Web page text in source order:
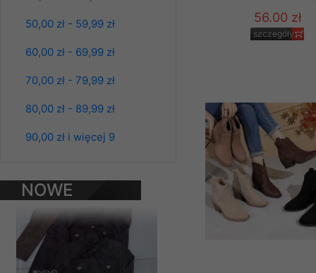
50,00 zł - 59,99 zł
60,00 zł - 69,99 zł
70,00 zł - 79,99 zł
80,00 zł - 89,99 zł
90,00 zł i więcej 9
NOWE
PRODUKTY
skórzana Roz S-
5 szt
56.00 zł
szczegóły
chyba że dzieje się
prawa organów
opcję przyjmowania
może wpłynąć na
Klienta przechowują
• sesji
• ostatnio
Materiały
szczególności
zawierającego